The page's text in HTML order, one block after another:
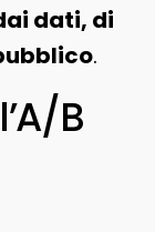
dati, di
.
B